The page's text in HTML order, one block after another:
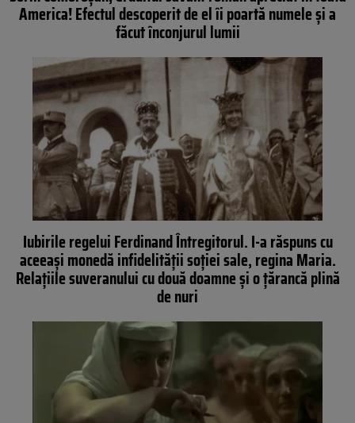
America! Efectul descoperit de el îi poartă numele și a
făcut înconjurul lumii
Iubirile regelui Ferdinand Întregitorul. I-a răspuns cu
aceeași monedă infidelității soției sale, regina Maria.
Relațiile suveranului cu două doamne și o țărancă plină
de nuri